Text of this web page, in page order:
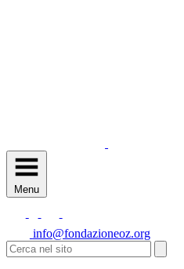
Menu
info@fondazioneoz.org